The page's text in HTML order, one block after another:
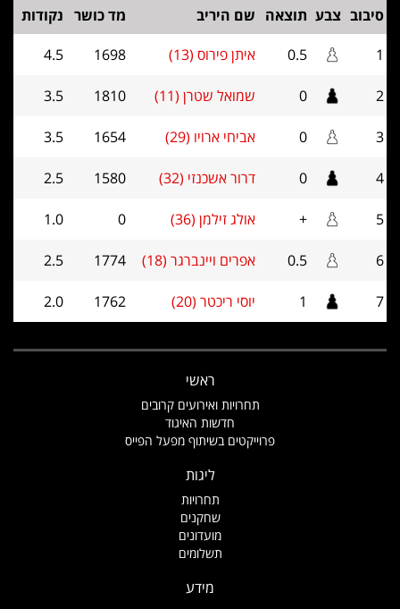
סיבוב צבע תוצאה שם היריב מד כושר נקודות
1
0.5 איתן פירוס (13) 1698
4.5
2
0 שמואל שטרן (11) 1810
3.5
3
0 אביחי ארויו (29) 1654
3.5
4
0 דרור אשכנזי (32) 1580
2.5
5
+ אולג זילמן (36) 0
1.0
6
0.5 אפרים ויינברגר (18) 1774
2.5
7
1 יוסי ריכטר (20) 1762
2.0
ראשי
תחרויות ואירועים קרובים
חדשות האיגוד
פרוייקטים בשיתוף מפעל הפייס
ליגות
תחרויות
שחקנים
מועדונים
תשלומים
מידע